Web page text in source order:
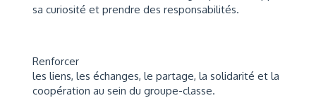
sa curiosité et prendre des responsabilités.
Renforcer
les liens, les échanges, le partage, la solidarité et la
coopération au sein du groupe-classe.